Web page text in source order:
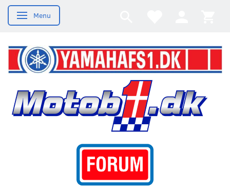
Skifte navigation
Menu